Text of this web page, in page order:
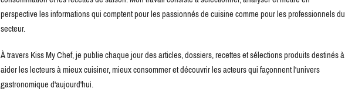
perspective les informations qui comptent pour les passionnés de cuisine comme pour les professionnels du
secteur.
À travers Kiss My Chef, je publie chaque jour des articles, dossiers, recettes et sélections produits destinés à
aider les lecteurs à mieux cuisiner, mieux consommer et découvrir les acteurs qui façonnent l'univers
gastronomique d'aujourd'hui.